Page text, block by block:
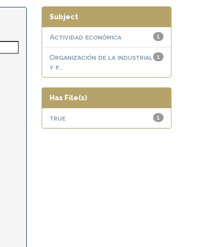
Subject
1
Actividad económica
1
Organización de la industrial
y p...
Has File(s)
1
true